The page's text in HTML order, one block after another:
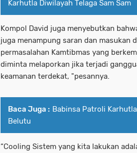
Karhutla Diwilayah Telaga Sam Sam
Kompol David juga menyebutkan
juga menampung saran dan masukan
permasalahan Kamtibmas yang
diminta melaporkan jika terjadi
keamanan terdekat, "pesannya.
Baca Juga : Babinsa Patroli
Belutu
“Cooling Sistem yang kita lakukan